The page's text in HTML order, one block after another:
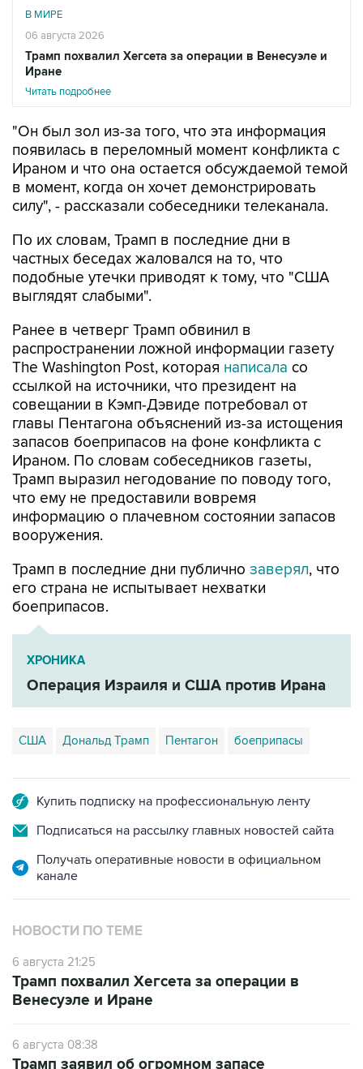
В МИРЕ
06 августа 2026
Трамп похвалил Хегсета за операции в Венесуэле и
Иране
Читать подробнее
"Он был зол из-за того, что эта информация
появилась в переломный момент конфликта с
Ираном и что она остается обсуждаемой темой
в момент, когда он хочет демонстрировать
силу", - рассказали собеседники телеканала.
По их словам, Трамп в последние дни в
частных беседах жаловался на то, что
подобные утечки приводят к тому, что "США
выглядят слабыми".
Ранее в четверг Трамп обвинил в
распространении ложной информации газету
The Washington Post, которая написала со
ссылкой на источники, что президент на
совещании в Кэмп-Дэвиде потребовал от
главы Пентагона объяснений из-за истощения
запасов боеприпасов на фоне конфликта с
Ираном. По словам собеседников газеты,
Трамп выразил негодование по поводу того,
что ему не предоставили вовремя
информацию о плачевном состоянии запасов
вооружения.
Трамп в последние дни публично заверял, что
его страна не испытывает нехватки
боеприпасов.
ХРОНИКА
Операция Израиля и США против Ирана
США Дональд Трамп Пентагон боеприпасы
Купить подписку на профессиональную ленту
Подписаться на рассылку главных новостей сайта
Получать оперативные новости в официальном
канале
НОВОСТИ ПО ТЕМЕ
6 августа 21:25
Трамп похвалил Хегсета за операции в
Венесуэле и Иране
6 августа 08:38
Трамп заявил об огромном запасе